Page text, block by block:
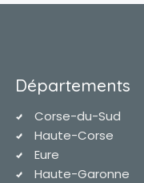
Départements
Corse-du-Sud
Haute-Corse
Eure
Haute-Garonne